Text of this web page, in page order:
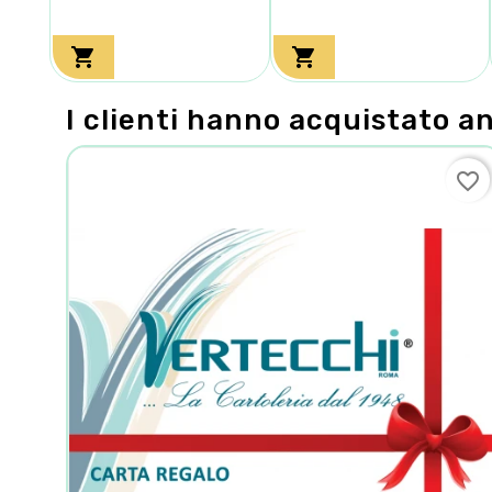
 
I clienti hanno acquistato
favorite_border